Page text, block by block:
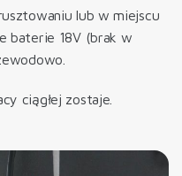
lub w miejscu
baterie 18V (brak w
ciągłej zostaje.